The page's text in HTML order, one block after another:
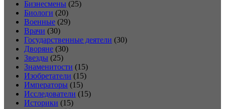
Бизнесмены (25)
Биологи (20)
Военные (29)
Врачи (30)
Государственные деятели (30)
Дворяне (30)
Звезды (25)
Знаменитости (15)
Изобретатели (15)
Императоры (15)
Исследователи (15)
Историки (15)